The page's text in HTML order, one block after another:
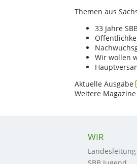
Themen aus
33 Jahre
Wir wollen
Aktuelle Ausgabe
Weitere
WIR
Landesleitung